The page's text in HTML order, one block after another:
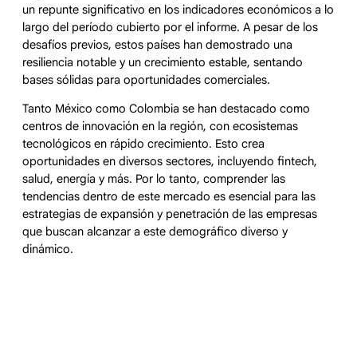
un repunte significativo en los indicadores económicos a lo
largo del período cubierto por el informe. A pesar de los
desafíos previos, estos países han demostrado una
resiliencia notable y un crecimiento estable, sentando
bases sólidas para oportunidades comerciales.
Tanto México como Colombia se han destacado como
centros de innovación en la región, con ecosistemas
tecnológicos en rápido crecimiento. Esto crea
oportunidades en diversos sectores, incluyendo fintech,
salud, energía y más. Por lo tanto, comprender las
tendencias dentro de este mercado es esencial para las
estrategias de expansión y penetración de las empresas
que buscan alcanzar a este demográfico diverso y
dinámico.